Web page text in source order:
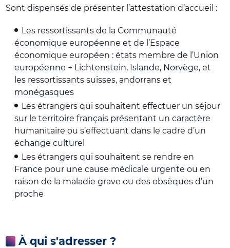
Sont dispensés de présenter l’attestation d’accueil :
Les ressortissants de la Communauté
économique européenne et de l’Espace
économique européen : états membre de l’Union
européenne + Lichtenstein, Islande, Norvège, et
les ressortissants suisses, andorrans et
monégasques
Les étrangers qui souhaitent effectuer un séjour
sur le territoire français présentant un caractère
humanitaire ou s’effectuant dans le cadre d’un
échange culturel
Les étrangers qui souhaitent se rendre en
France pour une cause médicale urgente ou en
raison de la maladie grave ou des obsèques d’un
proche
À qui s'adresser ?